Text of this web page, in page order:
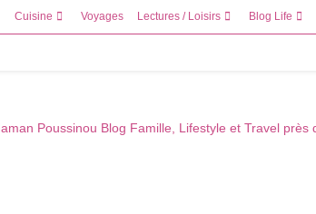
Cuisine Voyages Lectures / Loisirs Blog Life